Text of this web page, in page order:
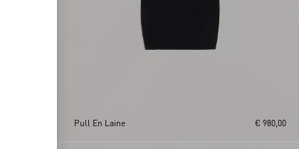
Pull En Laine € 980,00